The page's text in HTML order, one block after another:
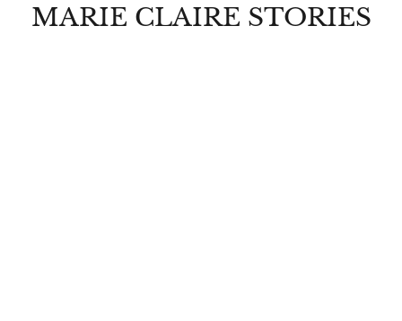
MARIE CLAIRE STORIES